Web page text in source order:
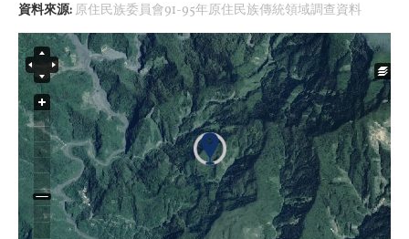
資料來源: 原住民族委員會91-95年原住民族傳統領域調查資料